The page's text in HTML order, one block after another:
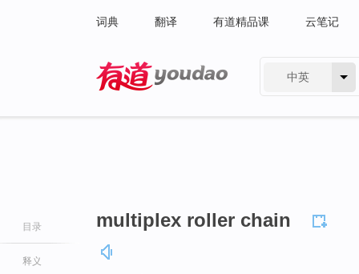
词典 翻译 有道精品课 云笔记
中英
目录
释义
multiplex roller chain